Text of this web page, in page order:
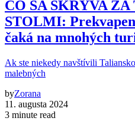
ČO SA SKRÝVA
STOLMI:
čaká na mnohých
Ak ste niekedy navštívili
malebných
byZorana
11. augusta 2024
3 minute read